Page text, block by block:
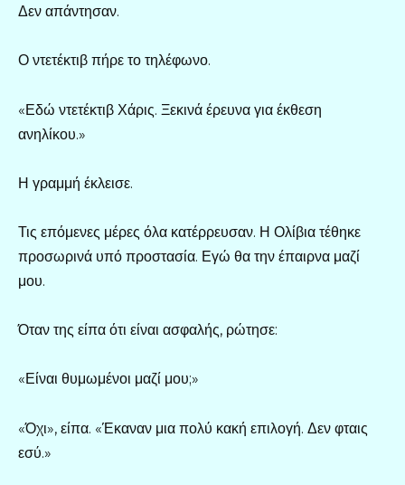
Δεν απάντησαν.
Ο ντετέκτιβ πήρε το τηλέφωνο.
«Εδώ ντετέκτιβ Χάρις. Ξεκινά έρευνα για έκθεση
ανηλίκου.»
Η γραμμή έκλεισε.
Τις επόμενες μέρες όλα κατέρρευσαν. Η Ολίβια τέθηκε
προσωρινά υπό προστασία. Εγώ θα την έπαιρνα μαζί
μου.
Όταν της είπα ότι είναι ασφαλής, ρώτησε:
«Είναι θυμωμένοι μαζί μου;»
«Όχι», είπα. «Έκαναν μια πολύ κακή επιλογή. Δεν φταις
εσύ.»